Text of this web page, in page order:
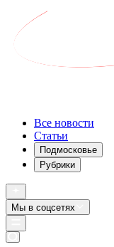
Все новости
Статьи
Подмосковье
Рубрики
Мы в соцсетях